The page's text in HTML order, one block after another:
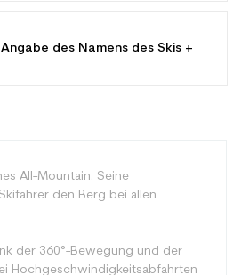
des Namens des Skis +
All-Mountain. Seine
den Berg bei allen
der 360°-Bewegung und der
Hochgeschwindigkeitsabfahrten